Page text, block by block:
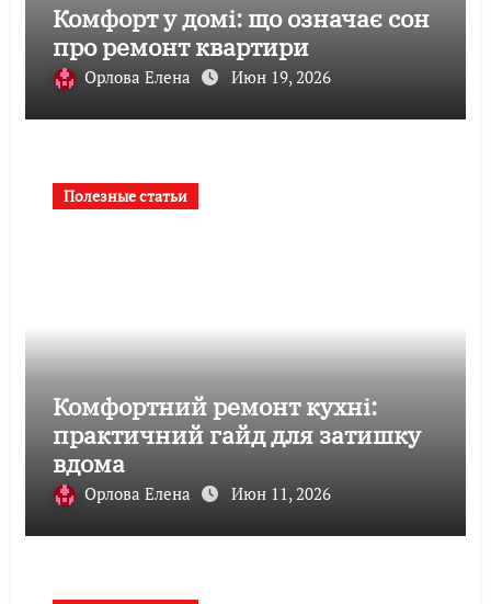
Комфорт у домі: що означає сон
про ремонт квартири
Орлова Елена Июн 19, 2026
Полезные статьи
Комфортний ремонт кухні:
практичний гайд для затишку
вдома
Орлова Елена Июн 11, 2026